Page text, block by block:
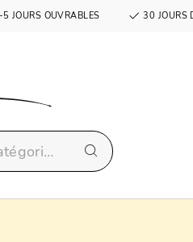
JOURS OUVRABLES 30 JOURS